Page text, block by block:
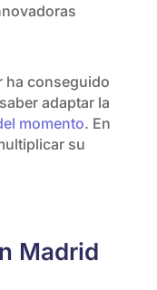
ha conseguido
adaptar la
momento. En
su
Madrid